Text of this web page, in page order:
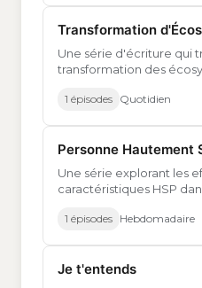
Transformation
Une série d'écriture qui
transformation des
changements sur nos
1 épisodes Quotidien
Personne Hautement
Une série explorant les
caractéristiques HSP
numérique et différents
1 épisodes Hebdomadaire
Je t'entends